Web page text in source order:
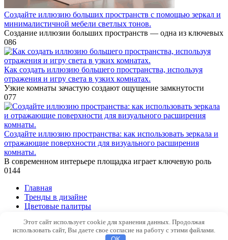
Создайте иллюзию больших пространств с помощью зеркал и
минималистичной мебели светлых тонов.
Создание иллюзии больших пространств — одна из ключевых
086
Как создать иллюзию большего пространства, используя
отражения и игру света в узких комнатах.
Узкие комнаты зачастую создают ощущение замкнутости
077
Создайте иллюзию пространства: как использовать зеркала и
отражающие поверхности для визуального расширения
комнаты.
В современном интерьере площадка играет ключевую роль
0144
Главная
Тренды в дизайне
Цветовые палитры
© 2026 Тренды в дизайне
Этот сайт использует cookie для хранения данных. Продолжая
использовать сайт, Вы даете свое согласие на работу с этими файлами.